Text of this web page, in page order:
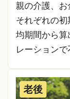
親の介護、
それぞれの
均期間から算
レーションで
老後